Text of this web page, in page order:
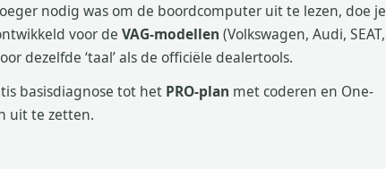
nodig was om de boordcomputer uit te lezen, doe je
voor de VAG-modellen (Volkswagen, Audi, SEAT,
dezelfde ‘taal’ als de officiële dealertools.
basisdiagnose tot het PRO-plan met coderen en One-
uit te zetten.